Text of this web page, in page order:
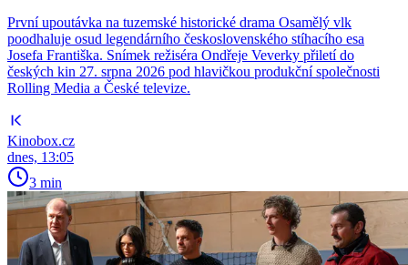
První upoutávka na tuzemské historické drama Osamělý vlk
poodhaluje osud legendárního československého stíhacího esa
Josefa Františka. Snímek režiséra Ondřeje Veverky přiletí do
českých kin 27. srpna 2026 pod hlavičkou produkční společnosti
Rolling Media a České televize.
Kinobox.cz
dnes, 13:05
3 min